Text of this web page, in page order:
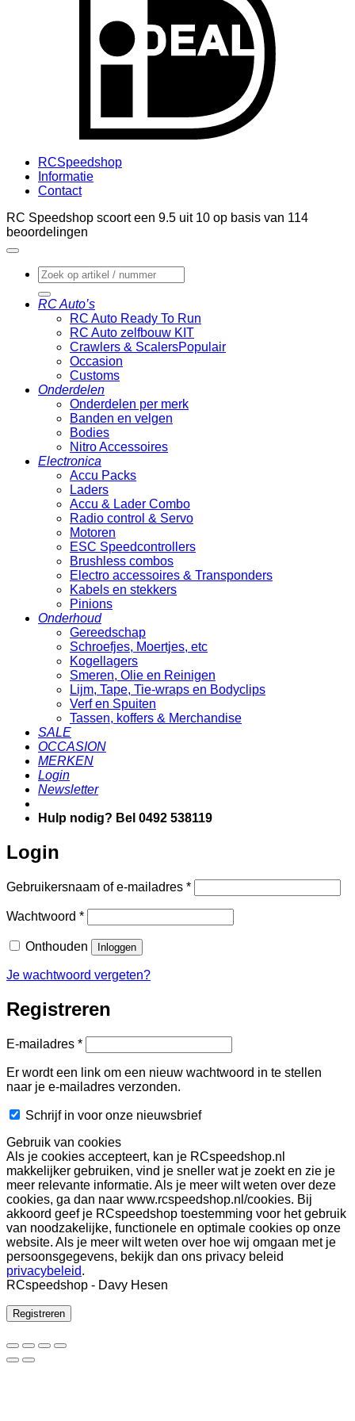
RCSpeedshop
Informatie
Contact
RC Speedshop scoort een 9.5 uit 10 op basis van 114
beoordelingen
Zoeken
naar:
RC Auto’s
RC Auto Ready To Run
RC Auto zelfbouw KIT
Crawlers & Scalers
Occasion
Customs
Onderdelen
Onderdelen per merk
Banden en velgen
Bodies
Nitro Accessoires
Electronica
Accu Packs
Laders
Accu & Lader Combo
Radio control & Servo
Motoren
ESC Speedcontrollers
Brushless combos
Electro accessoires & Transponders
Kabels en stekkers
Pinions
Onderhoud
Gereedschap
Schroefjes, Moertjes, etc
Kogellagers
Smeren, Olie en Reinigen
Lijm, Tape, Tie-wraps en Bodyclips
Verf en Spuiten
Tassen, koffers & Merchandise
SALE
OCCASION
MERKEN
Login
Newsletter
Hulp nodig? Bel 0492 538119
Login
Gebruikersnaam of e-mailadres *Vereist
Wachtwoord *Vereist
Onthouden Inloggen
Je wachtwoord vergeten?
Registreren
E-mailadres *Vereist
Er wordt een link om een nieuw wachtwoord in te stellen
naar je e-mailadres verzonden.
Schrijf in voor onze nieuwsbrief
Gebruik van cookies
Als je cookies accepteert, kan je RCspeedshop.nl
makkelijker gebruiken, vind je sneller wat je zoekt en zie je
meer relevante informatie. Als je meer wilt weten over deze
cookies, ga dan naar www.rcspeedshop.nl/cookies. Bij
akkoord geef je RCspeedshop toestemming voor het gebruik
van noodzakelijke, functionele en optimale cookies op onze
website. Als je meer wilt weten over hoe wij omgaan met je
persoonsgegevens, bekijk dan ons privacy beleid
privacybeleid.
RCspeedshop - Davy Hesen
Registreren